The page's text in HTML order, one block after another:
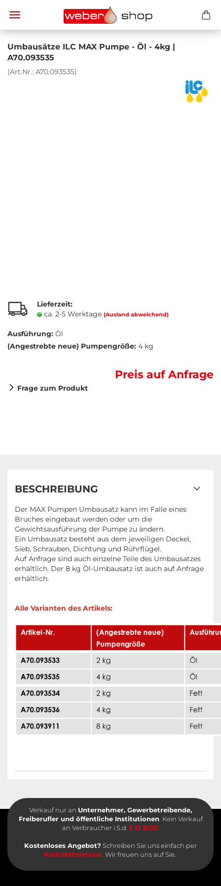
Um­bau­sät­ze ILC MAX Pumpe - Öl - 4kg |
A70.093535
(Art.Nr.: A70.093535)
Lieferzeit:
ca. 2-5 Werktage (Ausland abweichend)
Ausführung: Öl
(Angestrebte neue) Pumpengröße: 4 kg
Preis auf Anfrage
Frage zum Produkt
BESCHREIBUNG
Der MAX Pumpen Umbausatz kann im Falle eines
Bruches eingebaut werden oder um die
Gewichtsausführung der Pumpe zu ändern.
Ein Umbausatz besteht aus dem jeweiligen Deckel,
Sieb, Schrauben, Dichtung und Rührflügel.
Auf Anfrage sind auch einzelne Teile des Umbausatzes
erhältlich. Der 8 kg Öl-Umbausatz ist auch auf Anfrage
erhältlich.
Alle Varianten des Artikels:
Verkauf nur an Unternehmer, Gewerbetreibende,
Freiberufler und öffentliche Institutionen . Kein Verkauf
an Verbraucher i.S.d. § 13 BGB.
Kostenloses Angebot? Schreiben Sie uns einfach per
Kontaktformular. Wir freuen uns auf Sie.